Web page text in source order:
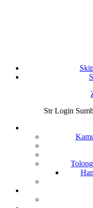
Str Login